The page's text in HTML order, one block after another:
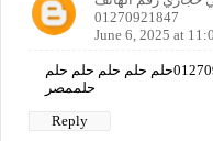
01270921847
June 6, 2025 at
عبد العاطي حمادةعلي حمادة01270921847حلم حلم حلم حلم حلم
حلممصر
Reply